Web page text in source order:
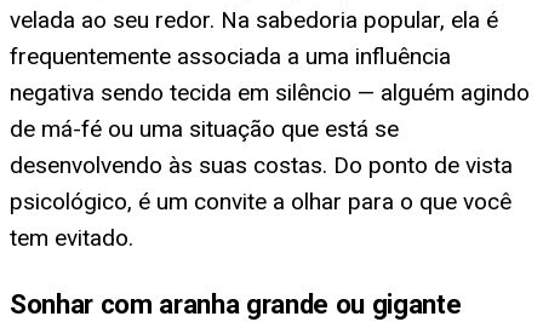
velada ao seu redor. Na sabedoria popular, ela é
frequentemente associada a uma influência
negativa sendo tecida em silêncio — alguém agindo
de má-fé ou uma situação que está se
desenvolvendo às suas costas. Do ponto de vista
psicológico, é um convite a olhar para o que você
tem evitado.
Sonhar com aranha grande ou gigante